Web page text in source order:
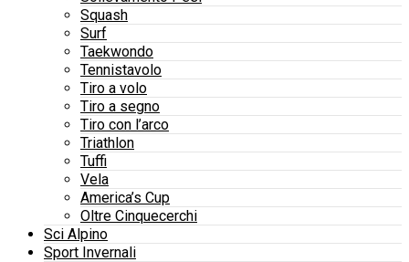
Squash
Surf
Taekwondo
Tennistavolo
Tiro a volo
Tiro a segno
Tiro con l’arco
Triathlon
Tuffi
Vela
America’s Cup
Oltre Cinquecerchi
Sci Alpino
Sport Invernali